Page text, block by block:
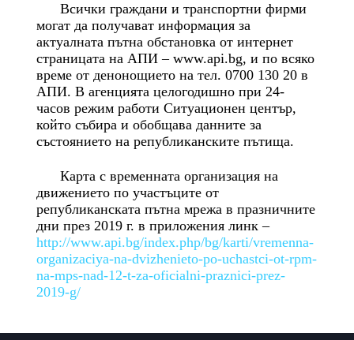
Всички граждани и транспортни фирми
могат да получават информация за
актуалната пътна обстановка от интернет
страницата на АПИ – www.api.bg, и по всяко
време от денонощието на тел. 0700 130 20 в
АПИ. В агенцията целогодишно при 24-
часов режим работи Ситуационен център,
който събира и обобщава данните за
състоянието на републиканските пътища.
Карта с временната организация на
движението по участъците от
републиканската пътна мрежа в празничните
дни през 2019 г. в приложения линк –
http://www.api.bg/index.php/bg/karti/vremenna-
organizaciya-na-dvizhenieto-po-uchastci-ot-rpm-
na-mps-nad-12-t-za-oficialni-praznici-prez-
2019-g/